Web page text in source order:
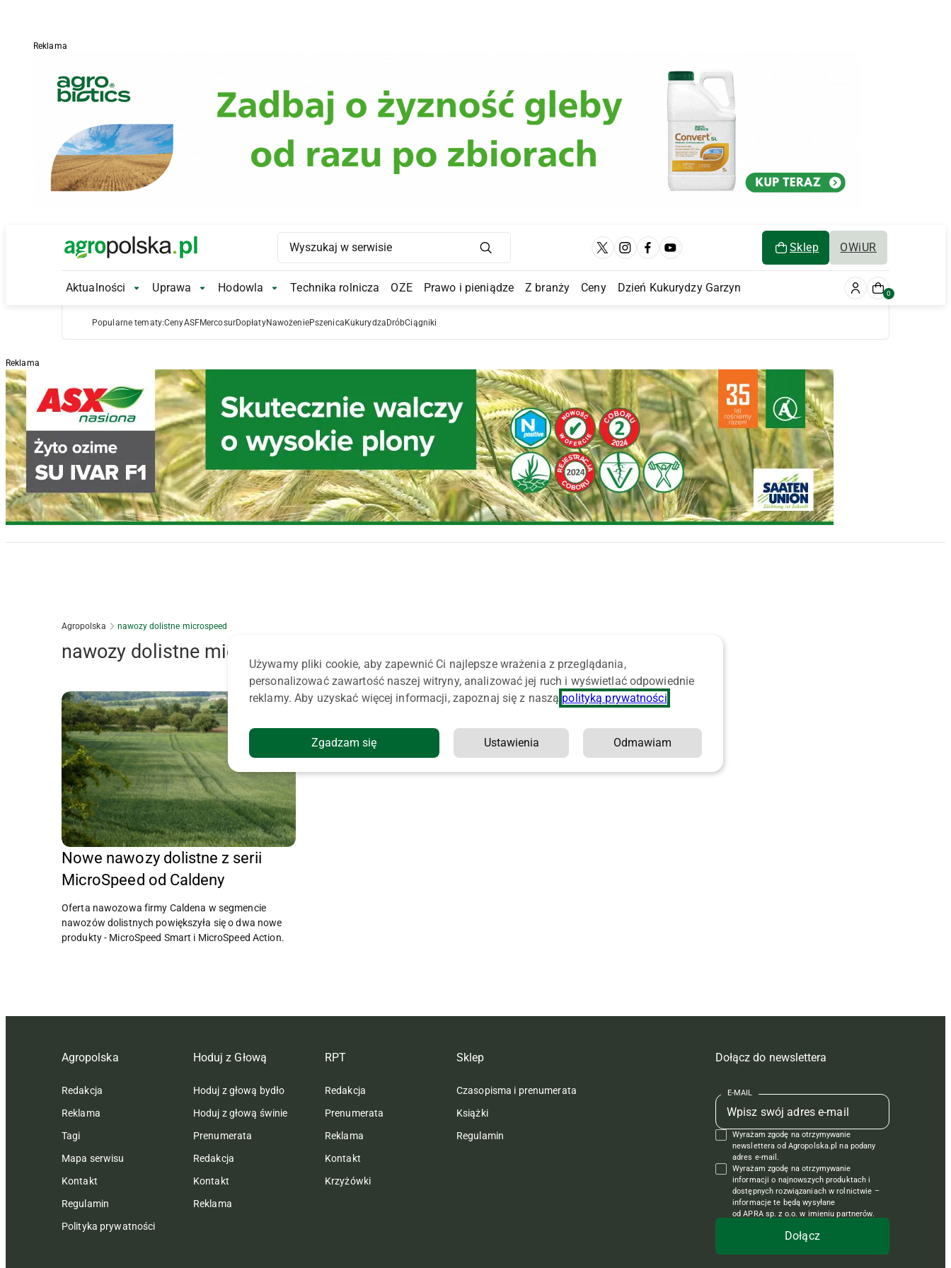
Reklama
Main Logo Sklep OWiUR
Main Navigation
Aktualności Aktualności Submenu
Uprawa Uprawa Submenu
Hodowla Hodowla Submenu
Technika rolnicza OZE Prawo i pieniądze Z branży Ceny Dzień Kukurydzy Garzyn 0
Popularne tematy:CenyASFMercosurDopłatyNawożeniePszenica Kukurydza DróbCiągniki
Reklama
Agropolska nawozy dolistne microspeed
nawozy dolistne microspeed
Nowe nawozy dolistne z serii
MicroSpeed od Caldeny
Oferta nawozowa firmy Caldena w segmencie
nawozów dolistnych powiększyła się o dwa nowe
produkty - MicroSpeed Smart i MicroSpeed Action.
Agropolska
Redakcja
Reklama
Tagi
Mapa serwisu
Kontakt
Regulamin
Polityka prywatności
Hoduj z Głową
Hoduj z głową bydło
Hoduj z głową świnie
Prenumerata
Redakcja
Kontakt
Reklama
RPT
Redakcja
Prenumerata
Reklama
Kontakt
Krzyżówki
Sklep
Czasopisma i prenumerata
Książki
Regulamin
Dołącz do newslettera
E-MAIL
Wyrażam zgodę na otrzymywanie
newslettera od Agropolska.pl na podany
adres e-mail.
Wyrażam zgodę na otrzymywanie
informacji o najnowszych produktach i
dostępnych rozwiązaniach w rolnictwie –
informacje te będą wysyłane
od APRA sp. z o.o. w imieniu partnerów.
Używamy pliki cookie, aby zapewnić Ci najlepsze wrażenia z przeglądania,
personalizować zawartość naszej witryny, analizować jej ruch i wyświetlać odpowiednie
reklamy. Aby uzyskać więcej informacji, zapoznaj się z naszą polityką prywatności
Zgadzam się Ustawienia Odmawiam